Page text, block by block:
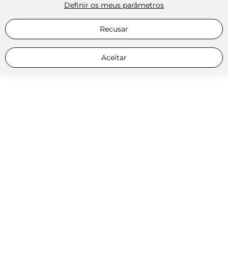
Definir os meus parâmetros
Recusar
Aceitar